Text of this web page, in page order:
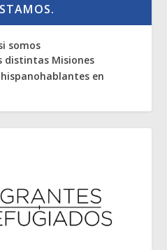
distintas Misiones
en